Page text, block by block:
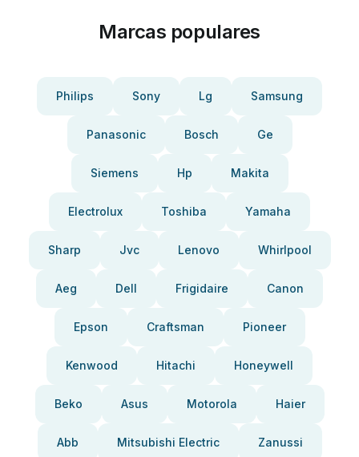
Marcas populares
Philips Sony Lg Samsung
Panasonic Bosch Ge
Siemens Hp Makita
Electrolux Toshiba Yamaha
Sharp Jvc Lenovo Whirlpool
Aeg Dell Frigidaire Canon
Epson Craftsman Pioneer
Kenwood Hitachi Honeywell
Beko Asus Motorola Haier
Abb Mitsubishi Electric Zanussi